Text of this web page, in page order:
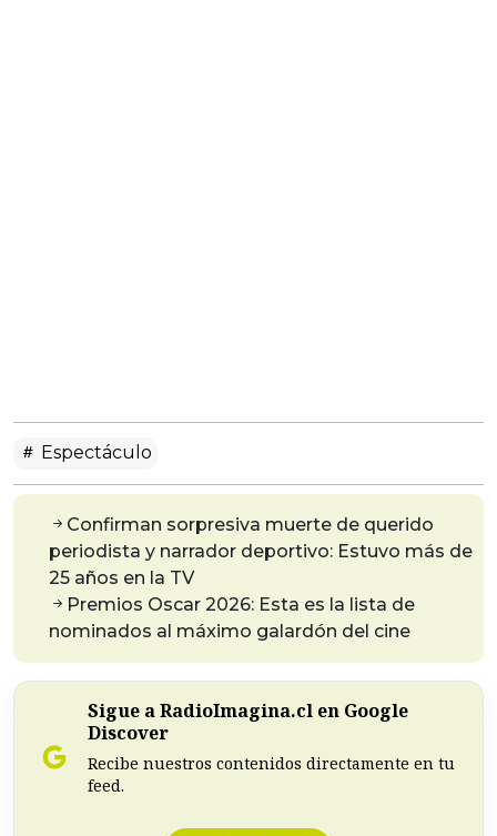
Espectáculo
Confirman sorpresiva muerte de querido
periodista y narrador deportivo: Estuvo más de
25 años en la TV
Premios Oscar 2026: Esta es la lista de
nominados al máximo galardón del cine
Sigue a RadioImagina.cl en Google
Discover
Recibe nuestros contenidos directamente en tu
feed.